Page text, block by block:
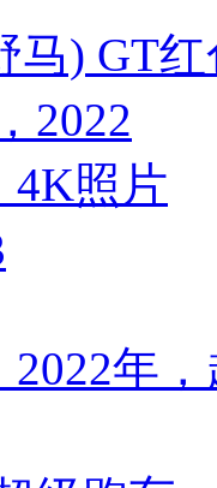
马) GT
年